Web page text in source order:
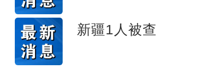
新疆1人被查